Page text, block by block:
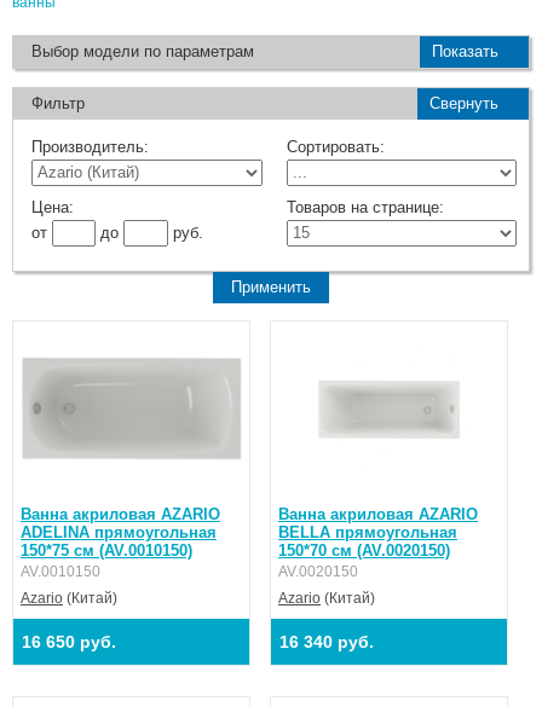
Выбор модели по параметрам Показать
Фильтр Свернуть
Производитель: Сортировать:
Цена:
от
до руб.
Товаров на странице:
Ванна акриловая AZARIO
ADELINA прямоугольная
150*75 см (AV.0010150)
AV.0010150
Azario (Китай)
16 650 руб.
Ванна акриловая AZARIO
BELLA прямоугольная
150*70 см (AV.0020150)
AV.0020150
Azario (Китай)
16 340 руб.